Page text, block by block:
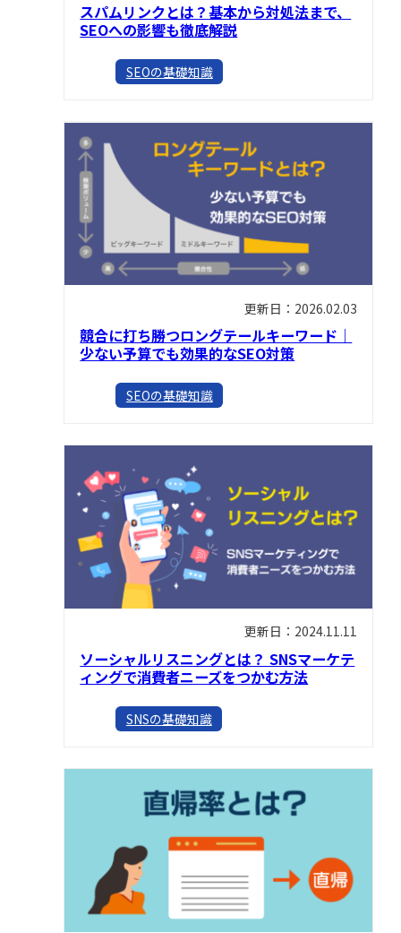
スパムリンクとは？基本から対処法まで、
SEOへの影響も徹底解説
SEOの基礎知識
更新日：2026.02.03
競合に打ち勝つロングテールキーワード｜
少ない予算でも効果的なSEO対策
SEOの基礎知識
更新日：2024.11.11
ソーシャルリスニングとは？ SNSマーケテ
ィングで消費者ニーズをつかむ方法
SNSの基礎知識